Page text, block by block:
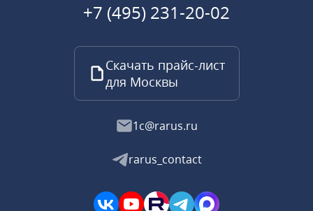
+7 (495) 231-20-02
Скачать прайс-лист
для Москвы
1c@rarus.ru
rarus_contact